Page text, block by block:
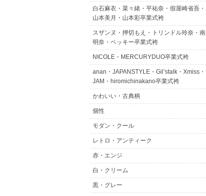
白石麻衣・菜々緒・平祐奈・假屋崎省吾・
山本美月・山本彩卒業式袴
スザンヌ・押切もえ・トリンドル玲奈・南
明奈・ベッキー卒業式袴
NICOLE・MERCURYDUO卒業式袴
anan・JAPANSTYLE・Gil’stalk・Xmiss・
JAM・hiromichinakano卒業式袴
かわいい・古典柄
個性
モダン・クール
レトロ・アンティーク
赤・エンジ
白・クリーム
黒・グレー